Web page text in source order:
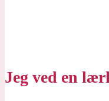
Jeg ved en